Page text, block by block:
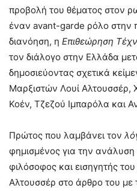
προβολή του θέματος στον
έναν avant-garde ρόλο στην
διανόηση, η Επιθεώρηση
τον διάλογο στην Ελλάδα
δημοσιεύοντας σχετικά
Μαρξιστών Λουί Αλτουσσέρ,
Κοέν, Τζεζού Ιμπαρόλα και
Πρώτος που λαμβάνει τον
φημισμένος για την ανάλυση
φιλόσοφος και εισηγητής
Αλτουσσέρ στο άρθρο του με